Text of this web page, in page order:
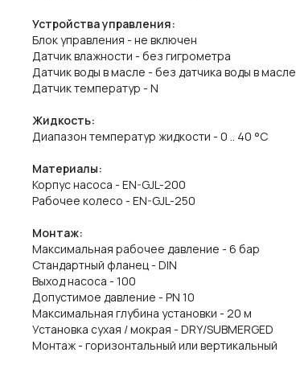
Устройства управления:
Блок управления - не включен
Датчик влажности - без гигрометра
Датчик воды в масле - без датчика воды в масле
Датчик температур - N
Жидкость:
Диапазон температур жидкости - 0 .. 40 °C
Материалы:
Корпус насоса - EN-GJL-200
Рабочее колесо - EN-GJL-250
Монтаж:
Максимальная рабочее давление - 6 бар
Стандартный фланец - DIN
Выход насоса - 100
Допустимое давление - PN 10
Максимальная глубина установки - 20 м
Установка сухая / мокрая - DRY/SUBMERGED
Монтаж - горизонтальный или вертикальный